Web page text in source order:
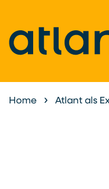
Home Atlant als